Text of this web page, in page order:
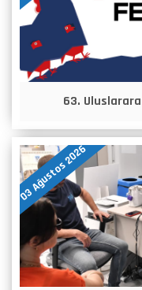
63.
03 Ağustos 2026